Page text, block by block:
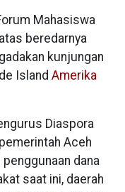
Mahasiswa
beredarnya
kunjungan
Island Amerika
Diaspora
Aceh
dana
saat ini, daerah